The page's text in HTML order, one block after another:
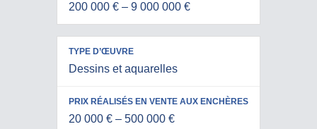
ENCHÈRES
200 000 € – 9 000 000 €
Dessins et aquarelles
20 000 € – 500 000 €